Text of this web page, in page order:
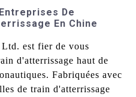
De
En Chine
est fier de vous
d'atterrissage haut de
Fabriquées avec
de train d'atterrissage